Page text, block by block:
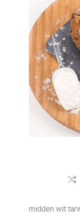
midden wit